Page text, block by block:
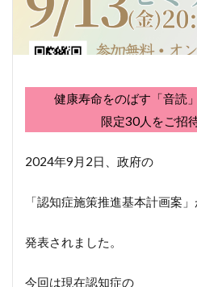
健康寿命をのばす「音読
限定30人をご招
2024年9月2日、政府の
「認知症施策推進基本計画案
発表されました。
今回は現在認知症の